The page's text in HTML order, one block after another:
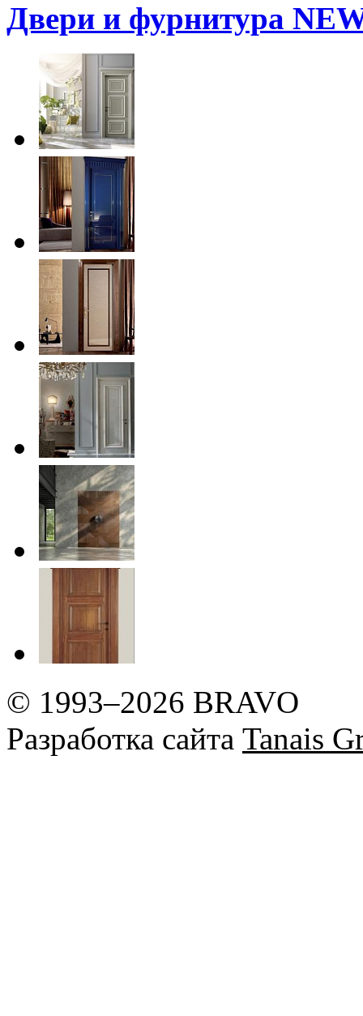
Двери и фурнитура
© 1993–2026 BRAVO
Разработка сайта Tanais